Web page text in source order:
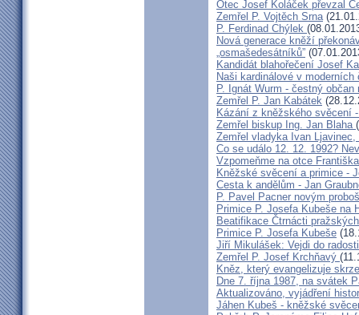
Otec Josef Koláček převzal
Zemřel P. Vojtěch Srna
P. Ferdinad Chýlek
Nová generace kněží
„osmašedesátníků”
Kandidát blahořečení Josef
Naši kardinálové v
P. Ignát Wurm - čestný
Zemřel P. Jan Kabátek
Kázání z kněžského svěcení
Zemřel biskup Ing. Jan Blaha
Zemřel vladyka Ivan
Co se událo 12. 12. 1992?
Vzpomeňme na otce
Kněžské svěcení a primice -
Cesta k andělům - Jan
P. Pavel Pacner novým
Primice P. Josefa Kubeše na
Beatifikace Čtrnácti
Primice P. Josefa Kubeše
Jiří Mikulášek: Vejdi do
Zemřel P. Josef Krchňavý
Kněz, který evangelizuje
Dne 7. října 1987, na svátek
Aktualizováno, vyjádření
Jáhen Kubeš - kněžské